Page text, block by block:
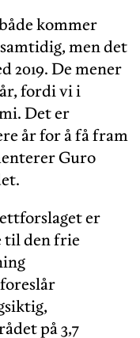
kommer
men det
2019. De mener
fordi vi i
Det er
år for å få fram
Guro
er
til den frie
på 3,7